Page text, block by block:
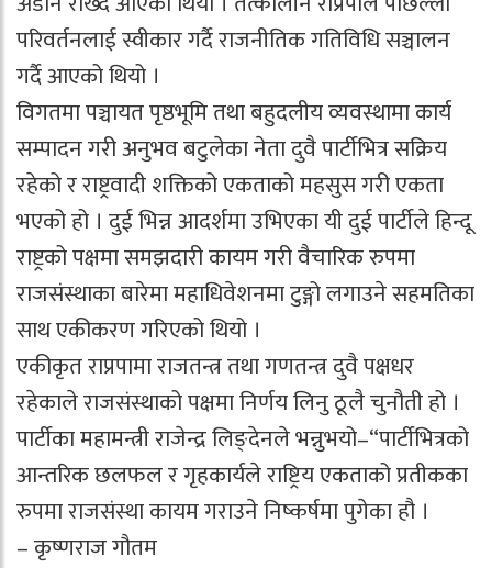
परिवर्तनलाई स्वीकार गर्दै राजनीतिक गतिविधि सञ्चालन
गर्दै आएको थियो ।
विगतमा पञ्चायत पृष्ठभूमि तथा बहुदलीय व्यवस्थामा कार्य
सम्पादन गरी अनुभव बटुलेका नेता दुवै पार्टीभित्र सक्रिय
रहेको र राष्ट्रवादी शक्तिको एकताको महसुस गरी एकता
भएको हो । दुई भिन्न आदर्शमा उभिएका यी दुई पार्टीले हिन्दू
राष्ट्रको पक्षमा समझदारी कायम गरी वैचारिक रुपमा
राजसंस्थाका बारेमा महाधिवेशनमा टुङ्गो लगाउने सहमतिका
साथ एकीकरण गरिएको थियो ।
एकीकृत राप्रपामा राजतन्त्र तथा गणतन्त्र दुवै पक्षधर
रहेकाले राजसंस्थाको पक्षमा निर्णय लिनु ठूलै चुनौती हो ।
पार्टीका महामन्त्री राजेन्द्र लिङ्देनले भन्नुभयो–“पार्टीभित्रको
आन्तरिक छलफल र गृहकार्यले राष्ट्रिय एकताको प्रतीकका
रुपमा राजसंस्था कायम गराउने निष्कर्षमा पुगेका हौ ।
– कृष्णराज गौतम